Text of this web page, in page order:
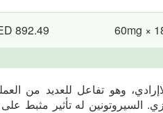
892.49 60mg ×
وهو تفاعل للعديد من
السيروتونين له تأثير مثبط